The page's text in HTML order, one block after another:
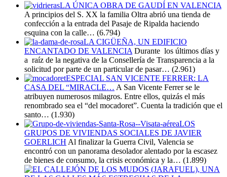
LA ÚNICA OBRA DE GAUDÍ EN VALENCIA
A principios del S. XX la familia Oltra abrió una tienda de
confección a la entrada del Pasaje de Ripalda haciendo
esquina con la calle… (6.794)
LA CIGÜEÑA, UN EDIFICIO
ENCANTADO DE VALENCIA Durante los últimos días y
a raíz de la negativa de la Consellería de Transparencia a la
solicitud por parte de un particular de pasar… (2.961)
ESPECIAL SAN VICENTE FERRER: LA
CASA DEL “MIRACLE… A San Vicente Ferrer se le
atribuyen numerosos milagros. Entre ellos, quizás el más
renombrado sea el “del mocadoret”. Cuenta la tradición que el
santo… (1.930)
LOS
GRUPOS DE VIVIENDAS SOCIALES DE JAVIER
GOERLICH Al finalizar la Guerra Civil, Valencia se
encontró con un panorama desolador alentado por la escasez
de bienes de consumo, la crisis económica y la… (1.899)